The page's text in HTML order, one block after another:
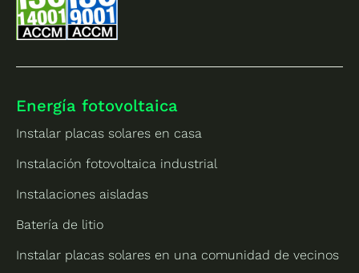
Energía fotovoltaica
Instalar placas solares en casa
Instalación fotovoltaica industrial
Instalaciones aisladas
Batería de litio
Instalar placas solares en una comunidad de vecinos